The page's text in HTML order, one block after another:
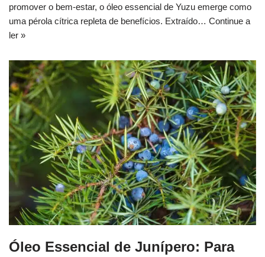
promover o bem-estar, o óleo essencial de Yuzu emerge como
uma pérola cítrica repleta de benefícios. Extraído… Continue a
ler »
Óleo Essencial de Junípero: Para